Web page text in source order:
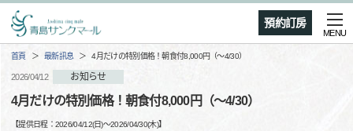
預約訂房
MENU
首頁 最新訊息 4月だけの特別価格！朝食付8,000円（～4/30）
2026/04/12 お知らせ
4月だけの特別価格！朝食付8,000円（～4/30）
【提供日程： 2026/04/12(日)〜2026/04/30(木)】